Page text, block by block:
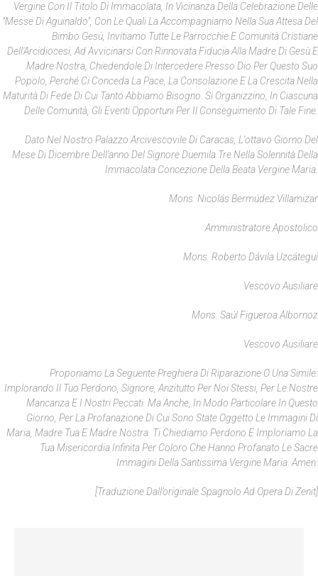
Vergine Con Il Titolo Di Immacolata, In Vicinanza Della Celebrazione Delle
"Messe Di Aguinaldo", Con Le Quali La Accompagniamo Nella Sua Attesa Del
Bimbo Gesù, Invitiamo Tutte Le Parrocchie E Comunità Cristiane
Dell'Arcidiocesi, Ad Avvicinarsi Con Rinnovata Fiducia Alla Madre Di Gesù E
Madre Nostra, Chiedendole Di Intercedere Presso Dio Per Questo Suo
Popolo, Perché Ci Conceda La Pace, La Consolazione E La Crescita Nella
Maturità Di Fede Di Cui Tanto Abbiamo Bisogno. Si Organizzino, In Ciascuna
Delle Comunità, Gli Eventi Opportuni Per Il Conseguimento Di Tale Fine.
Dato Nel Nostro Palazzo Arcivescovile Di Caracas, L'ottavo Giorno Del
Mese Di Dicembre Dell'anno Del Signore Duemila Tre Nella Solennità Della
Immacolata Concezione Della Beata Vergine Maria.
Mons. Nicolás Bermúdez Villamizar
Amministratore Apostolico
Mons. Roberto Dávila Uzcátegui
Vescovo Ausiliare
Mons. Saúl Figueroa Albornoz
Vescovo Ausiliare
Proponiamo La Seguente Preghiera Di Riparazione O Una Simile:
Implorando Il Tuo Perdono, Signore, Anzitutto Per Noi Stessi, Per Le Nostre
Mancanza E I Nostri Peccati. Ma Anche, In Modo Particolare In Questo
Giorno, Per La Profanazione Di Cui Sono State Oggetto Le Immagini Di
Maria, Madre Tua E Madre Nostra. Ti Chiediamo Perdono E Imploriamo La
Tua Misericordia Infinita Per Coloro Che Hanno Profanato Le Sacre
Immagini Della Santissima Vergine Maria. Amen.
[Traduzione Dall’originale Spagnolo Ad Opera Di Zenit]